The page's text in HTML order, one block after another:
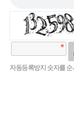
자동등록방지 숫자를